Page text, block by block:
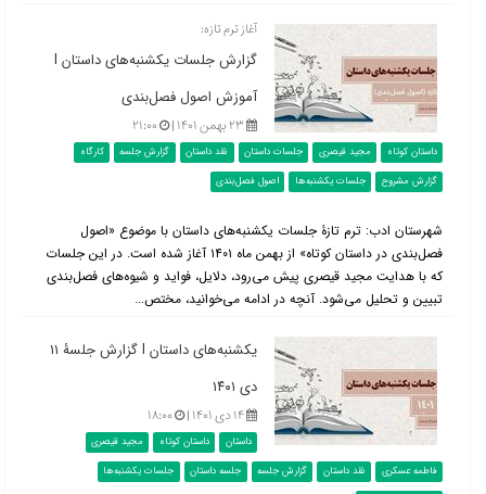
آغاز ترم تازه:
گزارش جلسات یکشنبه‌های داستان l
آموزش اصول فصل‌بندی
۲۳ بهمن ۱۴۰۱ | ۲۱:۰۰
داستان کوتاه مجید قیصری جلسات داستان نقد داستان گزارش جلسه
کارگاه
گزارش مشروح
جلسات یکشنبه‌ها اصول فصل‌بندی
شهرستان ادب: ترم تازۀ جلسات یکشنبه‌های داستان با موضوع «اصول
فصل‌بندی در داستان کوتاه» از بهمن ماه ۱۴۰۱ آغاز شده است. در این جلسات
که با هدایت مجید قیصری پیش می‌رود، دلایل، فواید و شیوه‌های فصل‌بندی
تبیین و تحلیل می‌شود. آنچه در ادامه می‌خوانید، مختص...
یکشنبه‌های داستان l گزارش جلسۀ ۱۱
دی ۱۴۰۱
۱۴ دی ۱۴۰۱ | ۱۸:۰۰
داستان داستان کوتاه
مجید قیصری
فاطمه عسکری
نقد داستان گزارش جلسه جلسه داستان
جلسات یکشنبه‌ها